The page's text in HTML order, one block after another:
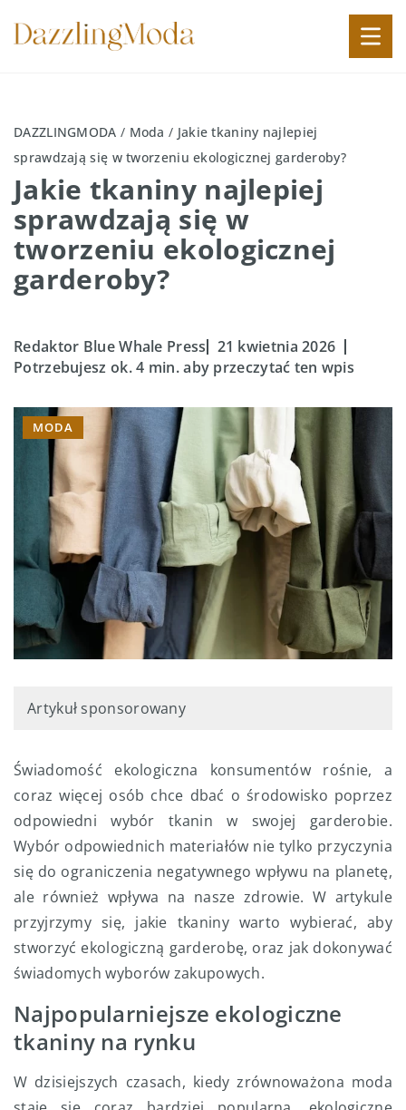
DAZZLINGMODA / Moda / Jakie tkaniny najlepiej
sprawdzają się w tworzeniu ekologicznej garderoby?
Jakie tkaniny najlepiej
sprawdzają się w
tworzeniu ekologicznej
garderoby?
Redaktor Blue Whale Press
21 kwietnia 2026
Potrzebujesz ok. 4 min. aby przeczytać ten wpis
MODA
Artykuł sponsorowany
Świadomość ekologiczna konsumentów rośnie, a
coraz więcej osób chce dbać o środowisko poprzez
odpowiedni wybór tkanin w swojej garderobie.
Wybór odpowiednich materiałów nie tylko przyczynia
się do ograniczenia negatywnego wpływu na planetę,
ale również wpływa na nasze zdrowie. W artykule
przyjrzymy się, jakie tkaniny warto wybierać, aby
stworzyć ekologiczną garderobę, oraz jak dokonywać
świadomych wyborów zakupowych.
Najpopularniejsze ekologiczne
tkaniny na rynku
W dzisiejszych czasach, kiedy zrównoważona moda